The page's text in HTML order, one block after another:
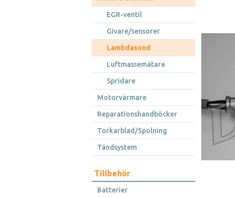
EGR-ventil
Givare/sensorer
Lambdasond
Luftmassemätare
Spridare
Motorvärmare
Reparationshandböcker
Torkarblad/Spolning
Tändsystem
Tillbehör
Batterier